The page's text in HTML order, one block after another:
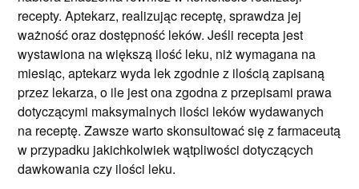
recepty. Aptekarz, realizując receptę, sprawdza jej
ważność oraz dostępność leków. Jeśli recepta jest
wystawiona na większą ilość leku, niż wymagana na
miesiąc, aptekarz wyda lek zgodnie z ilością zapisaną
przez lekarza, o ile jest ona zgodna z przepisami prawa
dotyczącymi maksymalnych ilości leków wydawanych
na receptę. Zawsze warto skonsultować się z farmaceutą
w przypadku jakichkolwiek wątpliwości dotyczących
dawkowania czy ilości leku.